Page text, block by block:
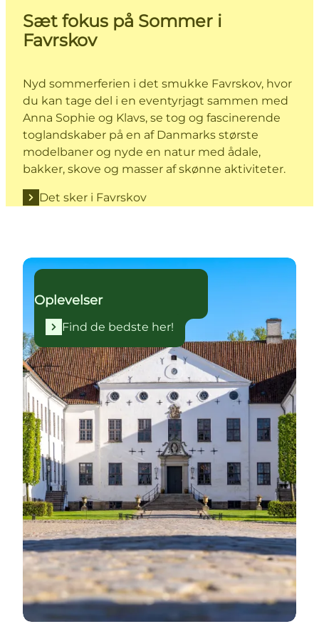
Sæt fokus på Sommer i
Favrskov
Nyd sommerferien i det smukke Favrskov, hvor
du kan tage del i en eventyrjagt sammen med
Anna Sophie og Klavs, se tog og fascinerende
toglandskaber på en af Danmarks største
modelbaner og nyde en natur med ådale,
bakker, skove og masser af skønne aktiviteter.
Det sker i Favrskov
Find de bedste her!
Oplevelser
Find de bedste her!